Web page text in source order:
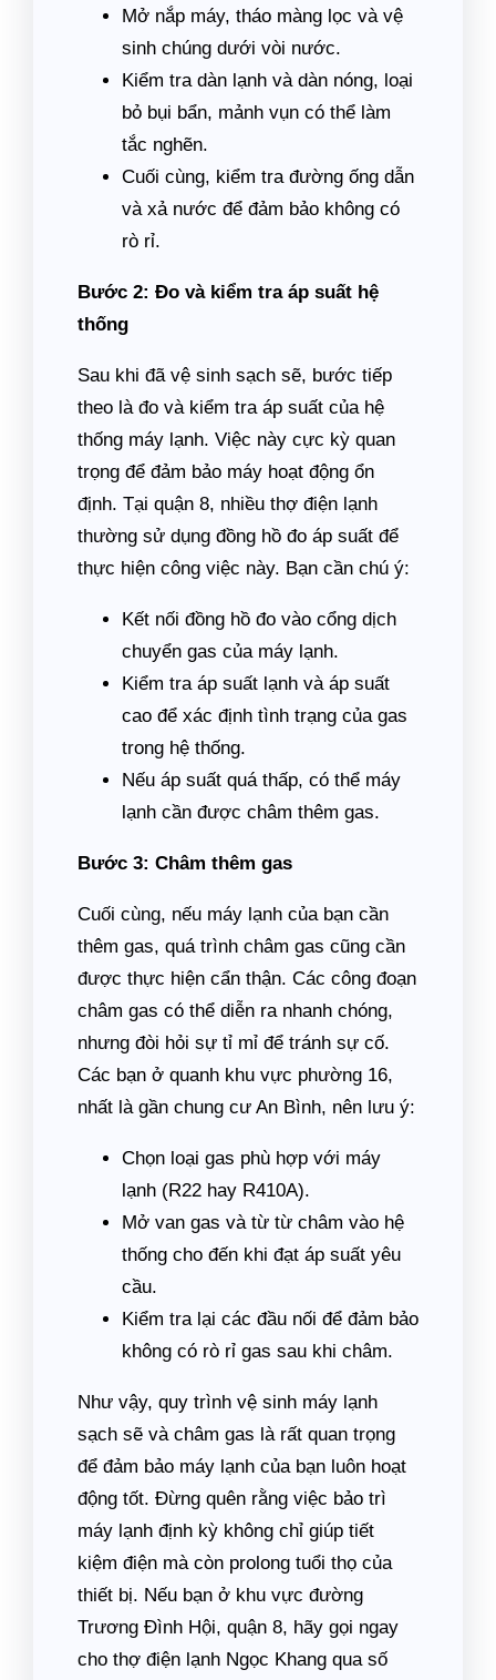
Mở nắp máy, tháo màng lọc và vệ
sinh chúng dưới vòi nước.
Kiểm tra dàn lạnh và dàn nóng, loại
bỏ bụi bẩn, mảnh vụn có thể làm
tắc nghẽn.
Cuối cùng, kiểm tra đường ống dẫn
và xả nước để đảm bảo không có
rò rỉ.
Bước 2: Đo và kiểm tra áp suất hệ
thống
Sau khi đã vệ sinh sạch sẽ, bước tiếp
theo là đo và kiểm tra áp suất của hệ
thống máy lạnh. Việc này cực kỳ quan
trọng để đảm bảo máy hoạt động ổn
định. Tại quận 8, nhiều thợ điện lạnh
thường sử dụng đồng hồ đo áp suất để
thực hiện công việc này. Bạn cần chú ý:
Kết nối đồng hồ đo vào cổng dịch
chuyển gas của máy lạnh.
Kiểm tra áp suất lạnh và áp suất
cao để xác định tình trạng của gas
trong hệ thống.
Nếu áp suất quá thấp, có thể máy
lạnh cần được châm thêm gas.
Bước 3: Châm thêm gas
Cuối cùng, nếu máy lạnh của bạn cần
thêm gas, quá trình châm gas cũng cần
được thực hiện cẩn thận. Các công đoạn
châm gas có thể diễn ra nhanh chóng,
nhưng đòi hỏi sự tỉ mỉ để tránh sự cố.
Các bạn ở quanh khu vực phường 16,
nhất là gần chung cư An Bình, nên lưu ý:
Chọn loại gas phù hợp với máy
lạnh (R22 hay R410A).
Mở van gas và từ từ châm vào hệ
thống cho đến khi đạt áp suất yêu
cầu.
Kiểm tra lại các đầu nối để đảm bảo
không có rò rỉ gas sau khi châm.
Như vậy, quy trình vệ sinh máy lạnh
sạch sẽ và châm gas là rất quan trọng
để đảm bảo máy lạnh của bạn luôn hoạt
động tốt. Đừng quên rằng việc bảo trì
máy lạnh định kỳ không chỉ giúp tiết
kiệm điện mà còn prolong tuổi thọ của
thiết bị. Nếu bạn ở khu vực đường
Trương Đình Hội, quận 8, hãy gọi ngay
cho thợ điện lạnh Ngọc Khang qua số